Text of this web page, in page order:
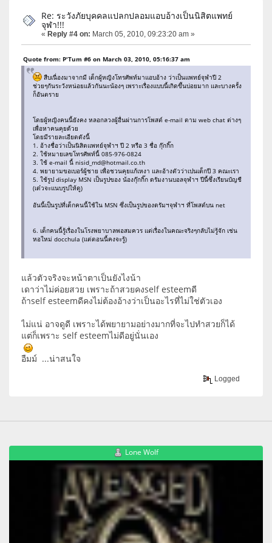
Re: ระวังภัยบุคคลแปลกปลอมแอบอ้างเป็นนิสิตแพทย์
จุฬา!!!
« Reply #4 on: March 05, 2010, 09:23:20 am »
Quote from: P'Tum #6 on March 03, 2010, 05:16:37 am
สืบเนื่องมาจากมี เด็กผู้หญิงโทรศัพท์มาแอบอ้าง ว่าเป็นแพทย์จุฬาปี 2
ช่วยๆกันระวังหน่อยแล้วกันนะน้องๆ เพราะเรื่องแบบนี้เกิดขึ้นบ่อยมาก และบางครั้ง
ก็อันตราย
โดยผู้หญิงคนนี้ยังคง หลอกลวงผู้อื่นผ่านการโพสต์ e-mail ตาม web chat ต่างๆ
เพื่อหาคนคุยด้วย
โดยมีรายละเอียดดังนี้
1. อ้างชื่อว่าเป็นนิสิตแพทย์จุฬาฯ ปี 2 หรือ 3 ชื่อ กุ๊กกิ๊ก
2. ใช้หมายเลขโทรศัพท์นี้ 085-976-0824
3. ใช้ e-mail นี้ nisid_md@hotmail.co.th
4. พยายามขอเบอร์ผู้ชาย เพื่อชวนคุยแก้เหงา และอ้างตัวว่าเปนเด็กปี 3 คณะเรา
5. ใช้รูป display MSN เป็นรูปของ น้องกุ๊กกิ๊ก ดรัมงานบอลจุฬาฯ ปีนี้ซึ่งเรียนบัญชี
(เด๋วจะแนบรูปให้ดู)
อันนี้เป็นรูปที่เด็กคนนี้ใช้ใน MSN ซึ่งเป็นรูปของดรัมฯจุฬาฯ ที่โพสต์บน net
6. เด็กคนนี้รู้เรื่องในโรงพยาบาลพอสมควร แต่เรื่องในคณะจริงๆกลับไม่รู้จัก เช่น
หอใหม่ docchula (แต่ตอนนี้คงจะรู้)
แล้วตัวจริงจะหน้าตาเป็นยังไงน้า
เดาว่าไม่ค่อยสวย เพราะถ้าสวยคงself esteemดี
ถ้าself esteemดีคงไม่ต้องอ้างว่าเป็นอะไรที่ไม่ใช่ตัวเอง
ไม่แน่ อาจดูดี เพราะได้พยายามอย่างมากที่จะไปทำสวยก็ได้
แต่ก็เพราะ self esteemไม่ดีอยู่นั่นเอง
อืมม์ ...น่าสนใจ
Logged
Lone Wolf